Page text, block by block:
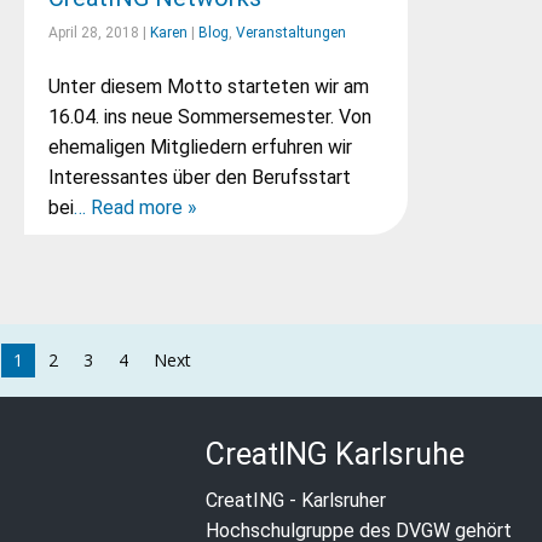
April 28, 2018 | Karen Blog, Veranstaltungen
Unter diesem Motto starteten wir am
16.04. ins neue Sommersemester. Von
ehemaligen Mitgliedern erfuhren wir
Interessantes über den Berufsstart
bei… Read more »
1 2 3 4 Next
CreatING Karlsruhe
CreatING - Karlsruher
Hochschulgruppe des DVGW gehört